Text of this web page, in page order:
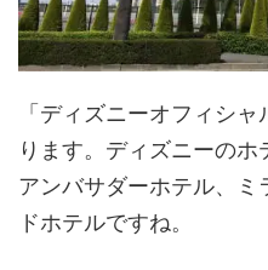
「ディズニーオフィシ
ります。ディズニーの
アンバサダーホテル、ミ
ドホテルですね。